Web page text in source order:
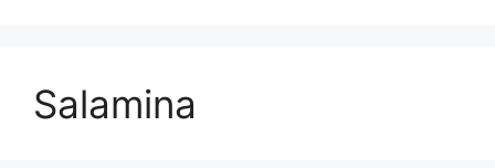
Salamina